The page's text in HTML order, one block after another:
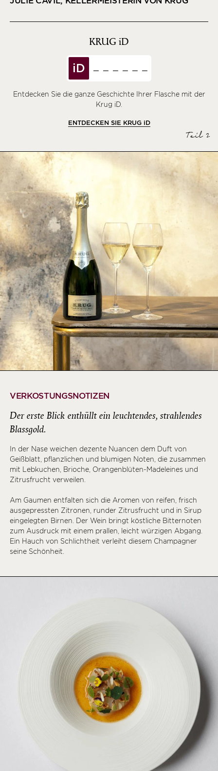
KRUG iD
iD
Entdecken Sie die ganze Geschichte Ihrer Flasche mit der
Krug iD.
ENTDECKEN SIE KRUG iD
Teil 2
VERKOSTUNGSNOTIZEN
Der erste Blick enthüllt ein leuchtendes, strahlendes
Blassgold.
In der Nase weichen dezente Nuancen dem Duft von
Geißblatt, pflanzlichen und blumigen Noten, die zusammen
mit Lebkuchen, Brioche, Orangenblüten-Madeleines und
Zitrusfrucht verweilen.
Am Gaumen entfalten sich die Aromen von reifen, frisch
ausgepressten Zitronen, runder Zitrusfrucht und in Sirup
eingelegten Birnen. Der Wein bringt köstliche Bitternoten
zum Ausdruck mit einem prallen, leicht würzigen Abgang.
Ein Hauch von Schlichtheit verleiht diesem Champagner
seine Schönheit.